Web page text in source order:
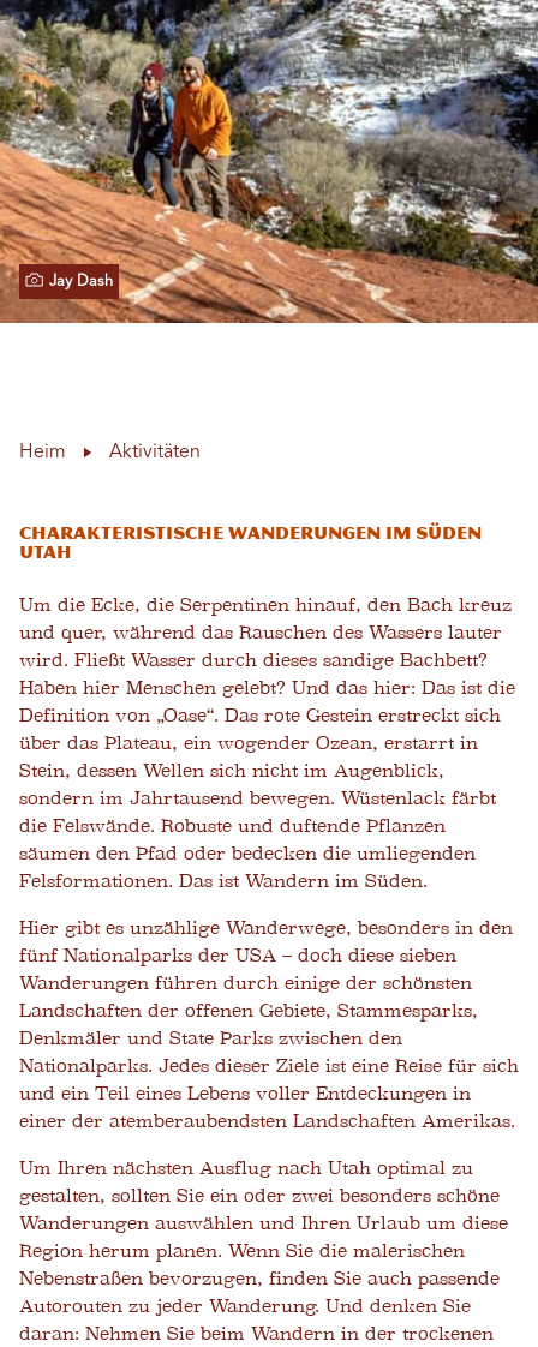
Jay Dash
Heim Aktivitäten
Charakteristische Wanderungen im Süden
Utah
Um die Ecke, die Serpentinen hinauf, den Bach kreuz
und quer, während das Rauschen des Wassers lauter
wird. Fließt Wasser durch dieses sandige Bachbett?
Haben hier Menschen gelebt? Und das hier: Das ist die
Definition von „Oase“. Das rote Gestein erstreckt sich
über das Plateau, ein wogender Ozean, erstarrt in
Stein, dessen Wellen sich nicht im Augenblick,
sondern im Jahrtausend bewegen. Wüstenlack färbt
die Felswände. Robuste und duftende Pflanzen
säumen den Pfad oder bedecken die umliegenden
Felsformationen. Das ist Wandern im Süden.
Hier gibt es unzählige Wanderwege, besonders in den
fünf Nationalparks der USA – doch diese sieben
Wanderungen führen durch einige der schönsten
Landschaften der offenen Gebiete, Stammesparks,
Denkmäler und State Parks zwischen den
Nationalparks. Jedes dieser Ziele ist eine Reise für sich
und ein Teil eines Lebens voller Entdeckungen in
einer der atemberaubendsten Landschaften Amerikas.
Um Ihren nächsten Ausflug nach Utah optimal zu
gestalten, sollten Sie ein oder zwei besonders schöne
Wanderungen auswählen und Ihren Urlaub um diese
Region herum planen. Wenn Sie die malerischen
Nebenstraßen bevorzugen, finden Sie auch passende
Autorouten zu jeder Wanderung. Und denken Sie
daran: Nehmen Sie beim Wandern in der trockenen